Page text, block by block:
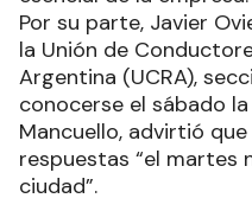
Por su parte, Javier
la Unión de
Argentina (UCRA),
conocerse el sábado
Mancuello, advirtió
respuestas “el martes
ciudad”.